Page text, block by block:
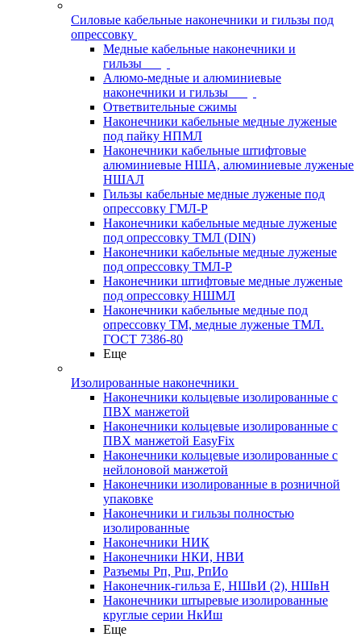
Силовые кабельные наконечники и гильзы под
опрессовку
Медные кабельные наконечники и
гильзы
Алюмо-медные и алюминиевые
наконечники и гильзы
Ответвительные сжимы
Наконечники кабельные медные луженые
под пайку НПМЛ
Наконечники кабельные штифтовые
алюминиевые НША, алюминиевые луженые
НШАЛ
Гильзы кабельные медные луженые под
опрессовку ГМЛ-Р
Наконечники кабельные медные луженые
под опрессовку ТМЛ (DIN)
Наконечники кабельные медные луженые
под опрессовку ТМЛ-Р
Наконечники штифтовые медные луженые
под опрессовку НШМЛ
Наконечники кабельные медные под
опрессовку ТМ, медные луженые ТМЛ.
ГОСТ 7386-80
Еще
Изолированные наконечники
Наконечники кольцевые изолированные с
ПВХ манжетой
Наконечники кольцевые изолированные с
ПВХ манжетой EasyFix
Наконечники кольцевые изолированные с
нейлоновой манжетой
Наконечники изолированные в розничной
упаковке
Наконечники и гильзы полностью
изолированные
Наконечники НИК
Наконечники НКИ, НВИ
Разъемы Рп, Рш, РпИо
Наконечник-гильза Е, НШвИ (2), НШвН
Наконечники штыревые изолированные
круглые серии НкИш
Еще